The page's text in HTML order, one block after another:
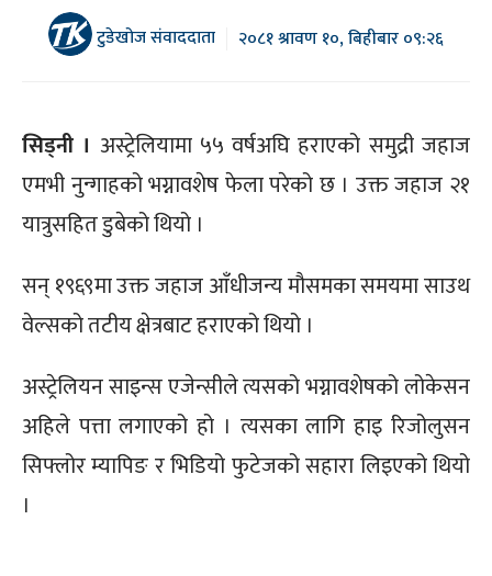
टुडेखोज संवाददाता २०८१ श्रावण १०, बिहीबार ०९:२६
सिड्नी । अस्ट्रेलियामा ५५ वर्षअघि हराएको समुद्री जहाज
एमभी नुन्गाहको भग्नावशेष फेला परेको छ । उक्त जहाज २१
यात्रुसहित डुबेको थियो ।
सन् १९६९मा उक्त जहाज आँधीजन्य मौसमका समयमा साउथ
वेल्सको तटीय क्षेत्रबाट हराएको थियो ।
अस्ट्रेलियन साइन्स एजेन्सीले त्यसको भग्नावशेषको लोकेसन
अहिले पत्ता लगाएको हो । त्यसका लागि हाइ रिजोलुसन
सिफ्लोर म्यापिङ र भिडियो फुटेजको सहारा लिइएको थियो
।